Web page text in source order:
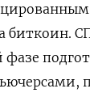
биткоин.